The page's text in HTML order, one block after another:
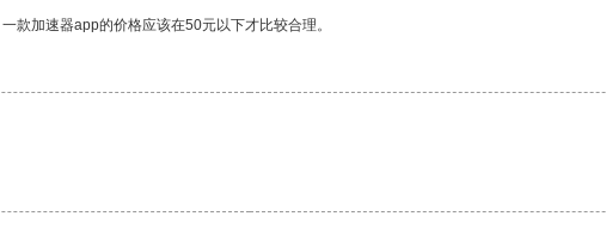
款加速器app的价格应该在50元以下才比较合理。